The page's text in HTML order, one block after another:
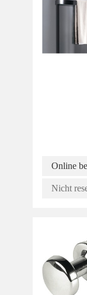
Online
Nicht